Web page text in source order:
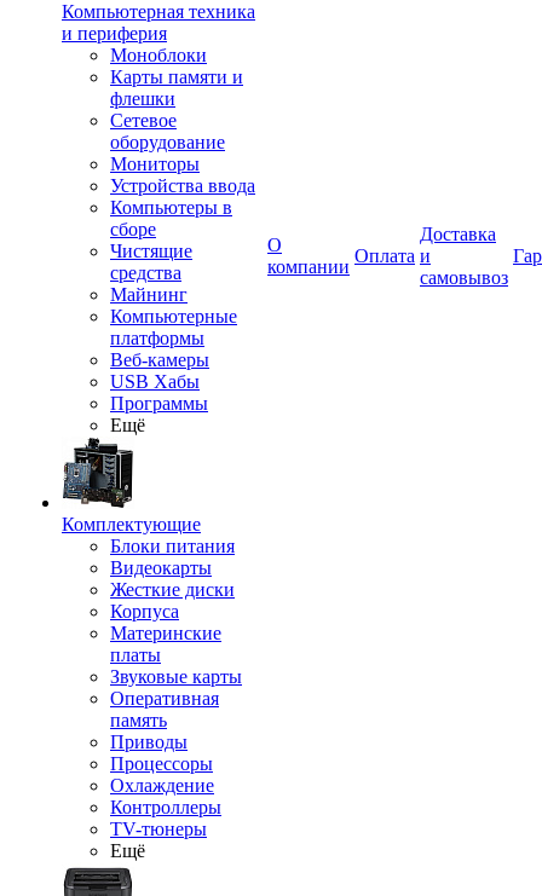
Компьютерная техника
и периферия
Моноблоки
Карты памяти и
флешки
Сетевое
оборудование
Мониторы
Устройства ввода
Компьютеры в
сборе
Чистящие
средства
Майнинг
Компьютерные
платформы
Веб-камеры
USB Хабы
Программы
Ещё
Комплектующие
Блоки питания
Видеокарты
Жесткие диски
Корпуса
Материнские
платы
Звуковые карты
Оперативная
память
Приводы
Процессоры
Охлаждение
Контроллеры
TV-тюнеры
Ещё
О
компании
Оплата
Доставка
и
самовывоз